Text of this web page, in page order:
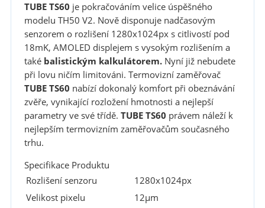
TUBE TS60 je pokračováním velice úspěšného
modelu TH50 V2. Nově disponuje nadčasovým
senzorem o rozlišení 1280x1024px s citlivostí pod
18mK, AMOLED displejem s vysokým rozlišením a
takébalistickým kalkulátorem.Nyní již nebudete
při lovu ničím limitováni. Termovizní zaměřovač
TUBE TS60 nabízí dokonalý komfort při obeznávání
zvěře, vynikající rozložení hmotnosti a nejlepší
parametry ve své třídě. TUBE TS60 právem náleží k
nejlepším termovizním zaměřovačům současného
trhu.
Specifikace Produktu
Rozlišení senzoru
1280x1024px
Velikost pixelu
12µm